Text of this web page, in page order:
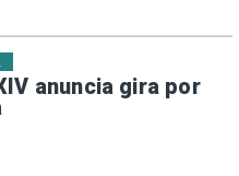
anuncia gira por